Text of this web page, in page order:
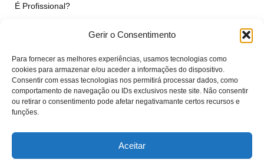
Gerir o Consentimento
Para fornecer as melhores experiências, usamos tecnologias como
cookies para armazenar e/ou aceder a informações do dispositivo.
Consentir com essas tecnologias nos permitirá processar dados, como
comportamento de navegação ou IDs exclusivos neste site. Não consentir
ou retirar o consentimento pode afetar negativamante certos recursos e
funções.
Aceitar
É Profissional?
Qualidade das Peças
Minha Conta